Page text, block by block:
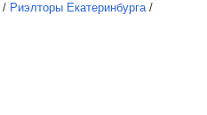
/ Риэлторы Екатеринбурга /